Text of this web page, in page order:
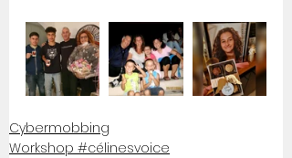
Cybermobbing
Workshop #célinesvoice